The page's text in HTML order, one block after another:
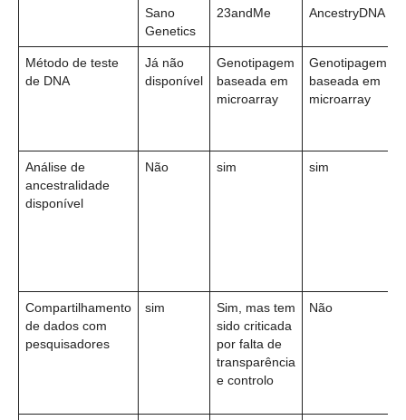
Sano
Genetics
23andMe AncestryDNA
Método de teste
de DNA
Já não
disponível
Genotipagem
baseada em
microarray
Genotipagem
baseada em
microarray
Análise de
ancestralidade
disponível
Não sim sim
Compartilhamento
de dados com
pesquisadores
sim
Sim, mas tem
sido criticada
por falta de
transparência
e controlo
Não